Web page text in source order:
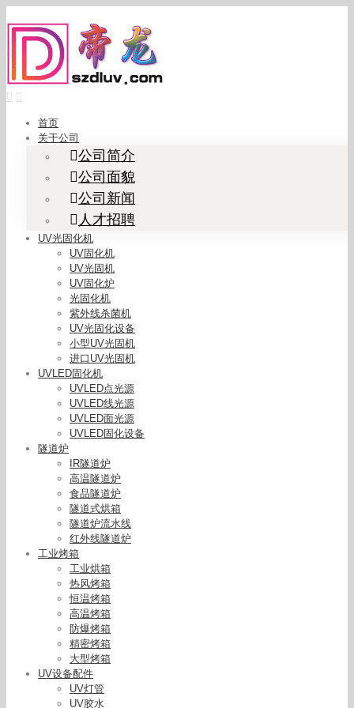
to
content
首页
关于公司
公司简介
公司面貌
公司新闻
人才招聘
UV光固化机
UV固化机
UV光固机
UV固化炉
光固化机
紫外线杀菌机
UV光固化设备
小型UV光固机
进口UV光固机
UVLED固化机
UVLED点光源
UVLED线光源
UVLED面光源
UVLED固化设备
隧道炉
IR隧道炉
高温隧道炉
食品隧道炉
隧道式烘箱
隧道炉流水线
红外线隧道炉
工业烤箱
工业烘箱
热风烤箱
恒温烤箱
高温烤箱
防爆烤箱
精密烤箱
大型烤箱
UV设备配件
UV灯管
UV胶水